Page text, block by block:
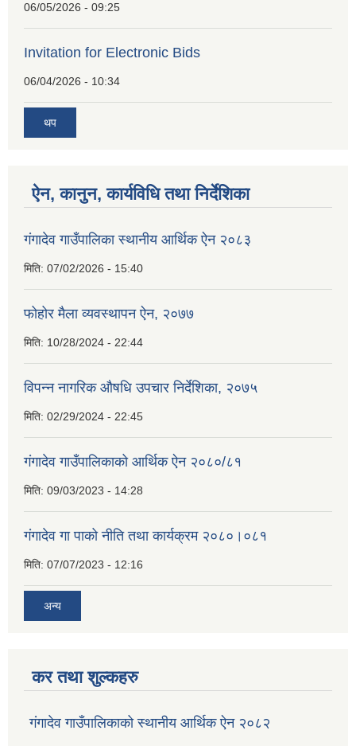
06/05/2026 - 09:25
Invitation for Electronic Bids
06/04/2026 - 10:34
थप
ऐन, कानुन, कार्यविधि तथा निर्देशिका
गंगादेव गाउँपालिका स्थानीय आर्थिक ऐन २०८३
मिति: 07/02/2026 - 15:40
फोहोर मैला व्यवस्थापन ऐन, २०७७
मिति: 10/28/2024 - 22:44
विपन्न नागरिक औषधि उपचार निर्देशिका, २०७५
मिति: 02/29/2024 - 22:45
गंगादेव गाउँपालिकाको आर्थिक ऐन २०८०/८१
मिति: 09/03/2023 - 14:28
गंगादेव गा पाको नीति तथा कार्यक्रम २०८०।०८१
मिति: 07/07/2023 - 12:16
अन्य
कर तथा शुल्कहरु
गंगादेव गाउँपालिकाको स्थानीय आर्थिक ऐन २०८२